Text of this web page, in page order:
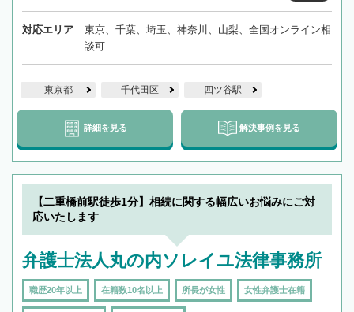
対応エリア
東京、千葉、埼玉、神奈川、山梨、全国オンライン相
談可
東京都 千代田区 四ツ谷駅
詳細を見る 解決事例を見る
【二重橋前駅徒歩1分】相続に関する幅広いお悩みにご対
応いたします
弁護士法人丸の内ソレイユ法律事務所
職歴20年以上 在籍数10名以上 所長が女性 女性弁護士在籍